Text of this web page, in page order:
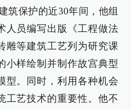
筑保护的近30年间，他组
人员编写出版《工程做法
雕等建筑工艺列为研究课
小样绘制并制作故宫典型
型。同时，利用各种机会
工艺技术的重要性。他不